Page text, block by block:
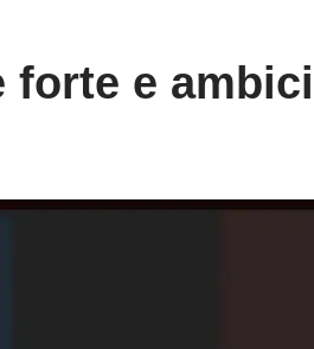
forte e